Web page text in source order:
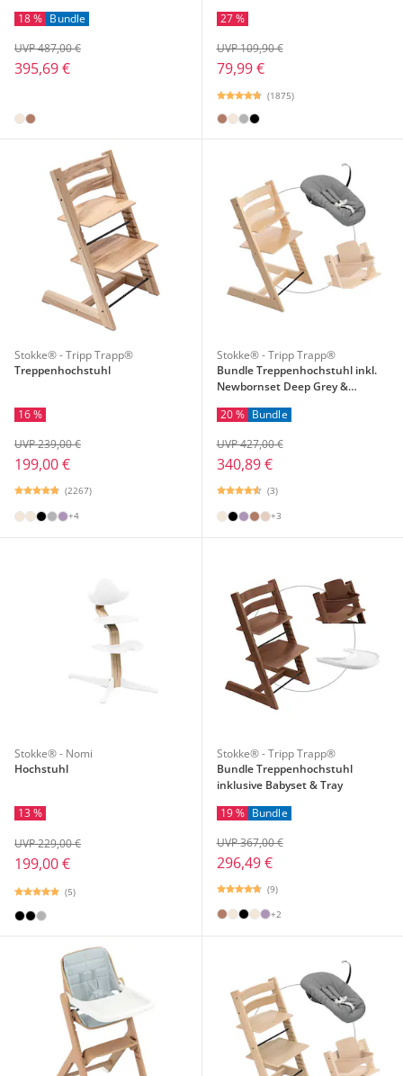
18 % Bundle
395,69 €
UVP 487,00 €
27 %
79,99 €
UVP 109,90 €
(1875)
Stokke® - Tripp Trapp®
Treppenhochstuhl
16 %
199,00 €
UVP 239,00 €
(2267)
+4
Stokke® - Tripp Trapp®
Bundle Treppenhochstuhl inkl.
Newbornset Deep Grey &
20 % Bundle
340,89 €
UVP 427,00 €
(3)
+3
Stokke® - Nomi
Hochstuhl
13 %
199,00 €
UVP 229,00 €
(5)
Stokke® - Tripp Trapp®
Bundle Treppenhochstuhl
inklusive Babyset & Tray
19 % Bundle
296,49 €
UVP 367,00 €
(9)
+2